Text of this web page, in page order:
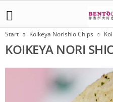
Start Koikeya Norishio Chips
KOIKEYA NORI